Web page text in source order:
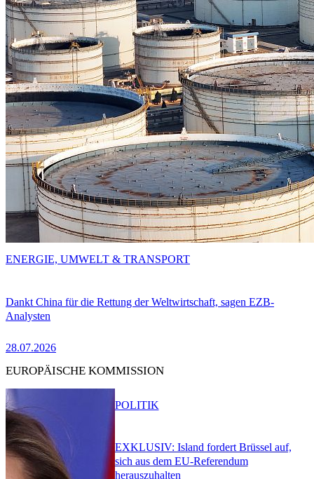
Dankt China für die Rettung der Weltwirtschaft, sagen EZB-
Analysten
28.07.2026
ENERGIE, UMWELT & TRANSPORT
EUROPÄISCHE KOMMISSION
EXKLUSIV: Island fordert Brüssel auf,
sich aus dem EU-Referendum
herauszuhalten
POLITIK